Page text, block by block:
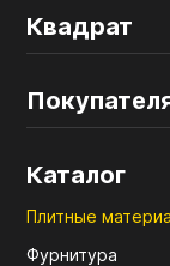
Квадрат
Каталог
Плитные
Фурнитура